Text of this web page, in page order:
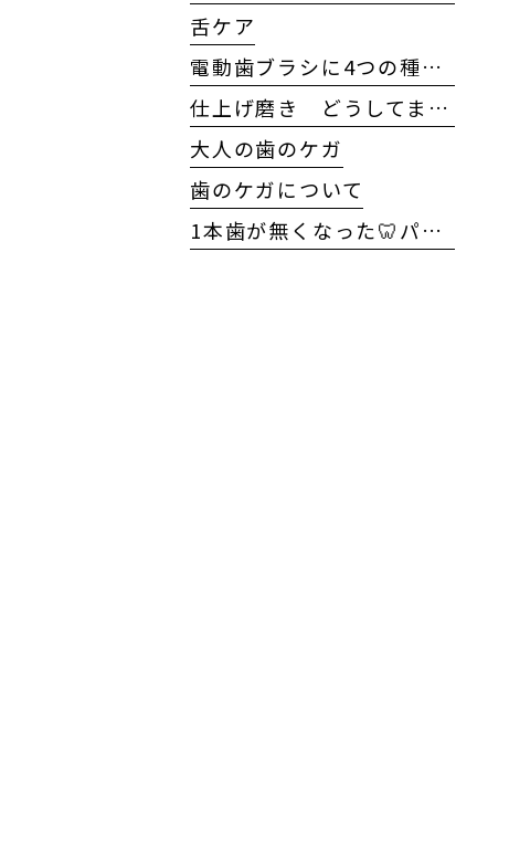
舌ケア
電動歯ブラシに4つの種類がある！
仕上げ磨き どうしてますか?
大人の歯のケガ
歯のケガについて
1本歯が無くなった🦷パート2